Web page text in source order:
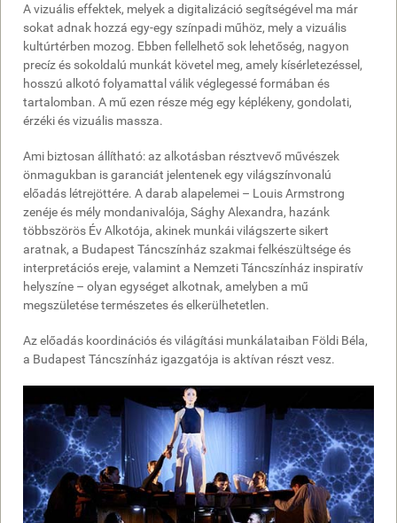
A vizuális effektek, melyek a digitalizáció segítségével ma már
sokat adnak hozzá egy-egy színpadi műhöz, mely a vizuális
kultúrtérben mozog. Ebben fellelhető sok lehetőség, nagyon
precíz és sokoldalú munkát követel meg, amely kísérletezéssel,
hosszú alkotó folyamattal válik véglegessé formában és
tartalomban. A mű ezen része még egy képlékeny, gondolati,
érzéki és vizuális massza.
Ami biztosan állítható: az alkotásban résztvevő művészek
önmagukban is garanciát jelentenek egy világszínvonalú
előadás létrejöttére. A darab alapelemei – Louis Armstrong
zenéje és mély mondanivalója, Sághy Alexandra, hazánk
többszörös Év Alkotója, akinek munkái világszerte sikert
aratnak, a Budapest Táncszínház szakmai felkészültsége és
interpretációs ereje, valamint a Nemzeti Táncszínház inspiratív
helyszíne – olyan egységet alkotnak, amelyben a mű
megszületése természetes és elkerülhetetlen.
Az előadás koordinációs és világítási munkálataiban Földi Béla,
a Budapest Táncszínház igazgatója is aktívan részt vesz.